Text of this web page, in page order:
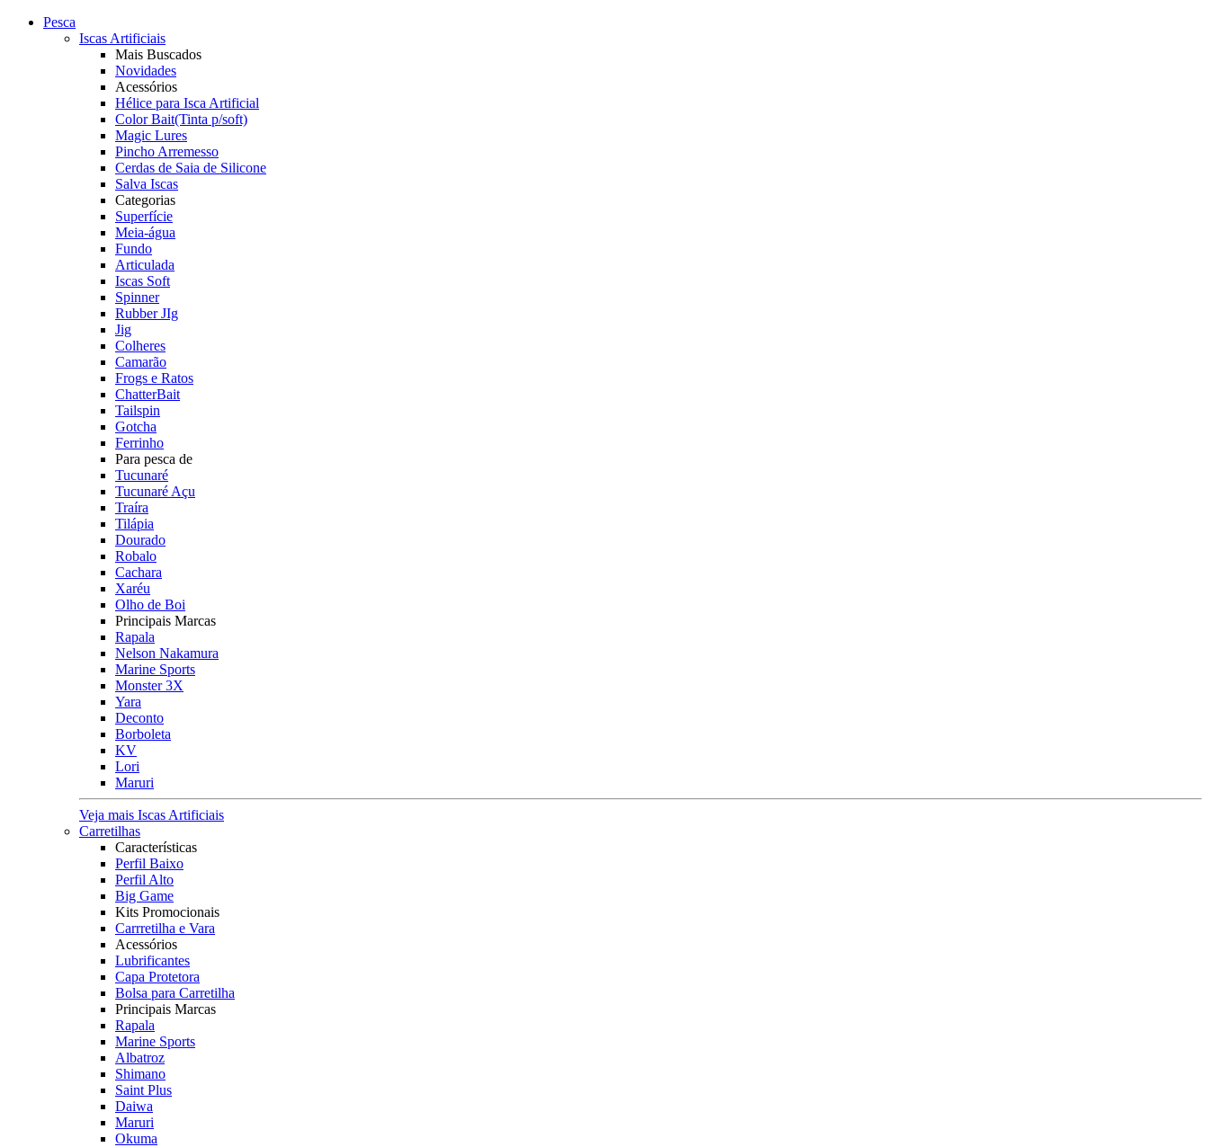
Pesca
Iscas Artificiais
Mais Buscados
Novidades
Acessórios
Hélice para Isca Artificial
Color Bait(Tinta p/soft)
Magic Lures
Pincho Arremesso
Cerdas de Saia de Silicone
Salva Iscas
Categorias
Superfície
Meia-água
Fundo
Articulada
Iscas Soft
Spinner
Rubber JIg
Jig
Colheres
Camarão
Frogs e Ratos
ChatterBait
Tailspin
Gotcha
Ferrinho
Para pesca de
Tucunaré
Tucunaré Açu
Traíra
Tilápia
Dourado
Robalo
Cachara
Xaréu
Olho de Boi
Principais Marcas
Rapala
Nelson Nakamura
Marine Sports
Monster 3X
Yara
Deconto
Borboleta
KV
Lori
Maruri
Veja mais Iscas Artificiais
Carretilhas
Características
Perfil Baixo
Perfil Alto
Big Game
Kits Promocionais
Carrretilha e Vara
Acessórios
Lubrificantes
Capa Protetora
Bolsa para Carretilha
Principais Marcas
Rapala
Marine Sports
Albatroz
Shimano
Saint Plus
Daiwa
Maruri
Okuma